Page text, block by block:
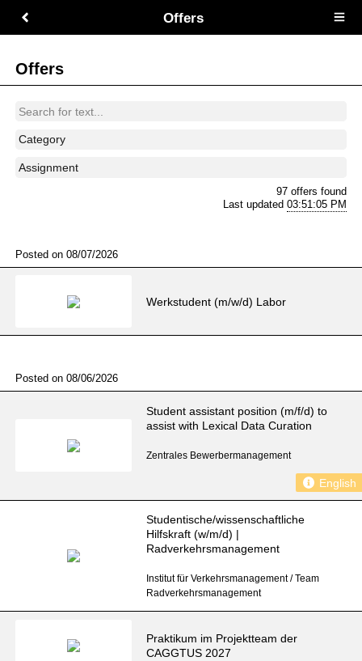
Offers
Open
Offers
Category
Assignment
97 offers found
Last updated03:51:05 PM
Posted on 08/07/2026
​Werkstudent (m/w/d) Labor​
Posted on 08/06/2026
Student assistant position (m/f/d) to
assist with Lexical Data Curation
Zentrales Bewerbermanagement
English
Studentische/wissenschaftliche
Hilfskraft (w/m/d) |
Radverkehrsmanagement
Institut für Verkehrsmanagement / Team
Radverkehrsmanagement
Praktikum im Projektteam der
CAGGTUS 2027